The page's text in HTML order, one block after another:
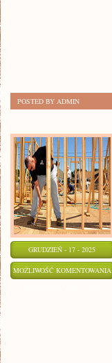
POSTED BY ADMIN
GRUDZIEŃ - 17 - 2025
MOŻLIWOŚĆ KOMENTOWANIA